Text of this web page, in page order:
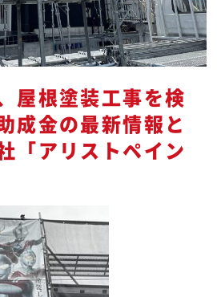
屋根塗装工事を検
成金の最新情報と
「アリストペイン